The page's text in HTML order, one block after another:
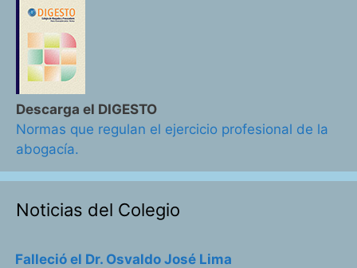
Descarga el DIGESTO
Normas que regulan el ejercicio profesional de la
abogacía.
Noticias del Colegio
Falleció el Dr. Osvaldo José Lima